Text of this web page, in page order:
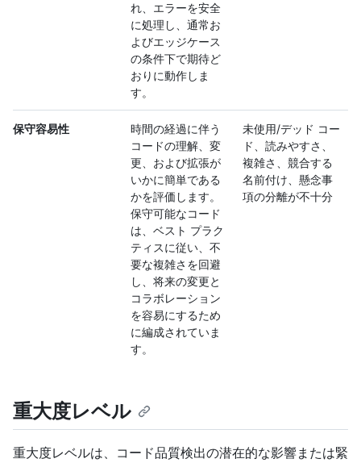
れ、エラーを安全
に処理し、通常お
よびエッジケース
の条件下で期待ど
おりに動作しま
す。
保守容易性
時間の経過に伴う
コードの理解、変
更、および拡張が
いかに簡単である
かを評価します。
保守可能なコード
は、ベスト プラク
ティスに従い、不
要な複雑さを回避
し、将来の変更と
コラボレーション
を容易にするため
に編成されていま
す。
未使用/デッド コー
ド、読みやすさ、
複雑さ、競合する
名前付け、懸念事
項の分離が不十分
重大度レベル
重大度レベルは、コード品質検出の潜在的な影響または緊